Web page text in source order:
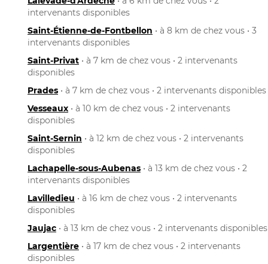
intervenants disponibles
Saint-Étienne-de-Fontbellon • à 8 km de chez vous • 3
intervenants disponibles
Saint-Privat • à 7 km de chez vous • 2 intervenants
disponibles
Prades • à 7 km de chez vous • 2 intervenants disponibles
Vesseaux • à 10 km de chez vous • 2 intervenants
disponibles
Saint-Sernin • à 12 km de chez vous • 2 intervenants
disponibles
Lachapelle-sous-Aubenas • à 13 km de chez vous • 2
intervenants disponibles
Lavilledieu • à 16 km de chez vous • 2 intervenants
disponibles
Jaujac • à 13 km de chez vous • 2 intervenants disponibles
Largentière • à 17 km de chez vous • 2 intervenants
disponibles